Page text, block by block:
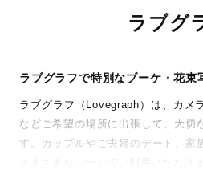
ラブグ
ラブグラフで特別なブーケ・花束
ラブグラフ（Lovegraph）は、カメ
などご希望の場所に出張して、大切
す。カップルやご夫婦のデート、家